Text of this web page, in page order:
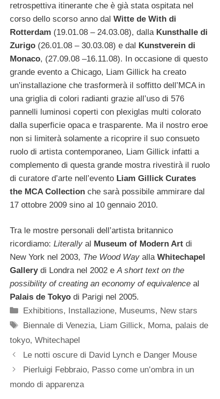
retrospettiva itinerante che è già stata ospitata nel
corso dello scorso anno dal Witte de With di
Rotterdam (19.01.08 – 24.03.08), dalla Kunsthalle di
Zurigo (26.01.08 – 30.03.08) e dal Kunstverein di
Monaco, (27.09.08 –16.11.08). In occasione di questo
grande evento a Chicago, Liam Gillick ha creato
un’installazione che trasformerà il soffitto dell’MCA in
una griglia di colori radianti grazie all’uso di 576
pannelli luminosi coperti con plexiglas multi colorato
dalla superficie opaca e trasparente. Ma il nostro eroe
non si limiterà solamente a ricoprire il suo consueto
ruolo di artista contemporaneo, Liam Gillick infatti a
complemento di questa grande mostra rivestirà il ruolo
di curatore d’arte nell’evento Liam Gillick Curates
the MCA Collection che sarà possibile ammirare dal
17 ottobre 2009 sino al 10 gennaio 2010.
Tra le mostre personali dell’artista britannico
ricordiamo: Literally al Museum of Modern Art di
New York nel 2003, The Wood Way alla Whitechapel
Gallery di Londra nel 2002 eA short text on the
possibility of creating an economy of equivalence al
Palais de Tokyo di Parigi nel 2005.
Categorie
Exhibitions, Installazione, Museums, New stars
Tag
Biennale di Venezia, Liam Gillick, Moma, palais de
tokyo, Whitechapel
Le notti oscure di David Lynch e Danger Mouse
Pierluigi Febbraio, Passo come un’ombra in un
mondo di apparenza